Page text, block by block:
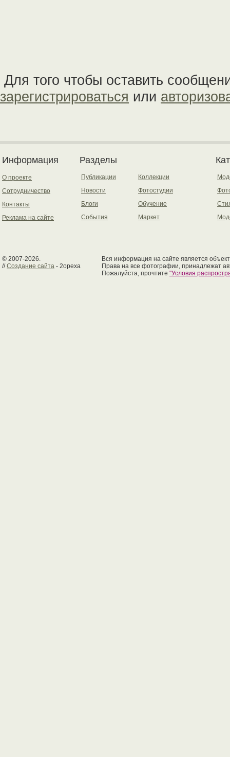
Для того чтобы оставить
зарегистрироваться или
Информация
О проекте
Сотрудничество
Контакты
Реклама на сайте
Разделы
Публикации
Новости
Блоги
События
Коллекции
Фотостудии
Обучение
Маркет
© 2007-2026.
//Создание сайта - 2opexa
Вся информация на сайте является
Права на все фотографии, принадлежат
Пожалуйста, прочтите "Условия